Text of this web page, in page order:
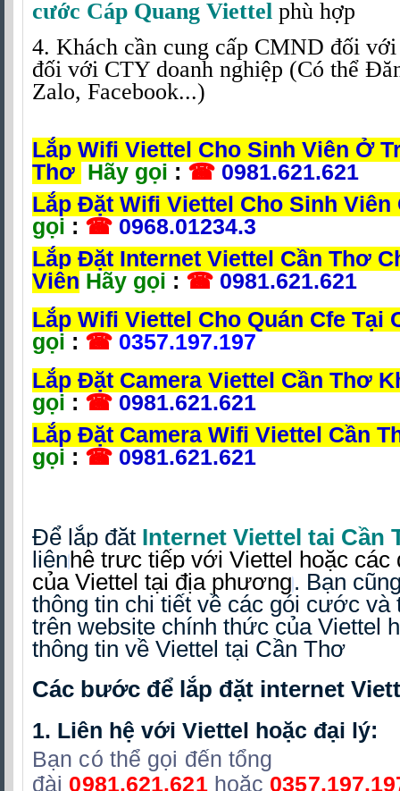
cước Cáp Quang Viettel phù hợp
4. Khách cần cung cấp CMND đối
đối với CTY doanh nghiệp (Có thể
Zalo, Facebook...)
Lắp Wifi Viettel Cho Sinh Viên Ở
Thơ Hãy gọi : ☎ 0981.621.621
Lắp Đặt Wifi Viettel Cho Sinh
gọi : ☎ 0968.01234.3
Lắp Đặt Internet Viettel Cần Thơ
Viên Hãy gọi : ☎ 0981.621.621
Lắp Wifi Viettel Cho Quán Cfe Tại
gọi : ☎ 0357.197.197
Lắp Đặt Camera Viettel Cần Thơ
gọi : ☎ 0981.621.621
Lắp Đặt Camera Wifi Viettel Cần
gọi : ☎ 0981.621.621
Để lắp đặt Internet Viettel tại Cần
liênhệ trực tiếp với Viettel hoặc các
của Viettel tại địa phương. Bạn
thông tin chi tiết về các gói cước và
trên website chính thức của Viettel
thông tin về Viettel tại Cần Thơ
Các bước để lắp đặt internet
1. Liên hệ với Viettel hoặc đại lý:
Bạn có thể gọi đến tổng
đài 0981.621.621hoặc